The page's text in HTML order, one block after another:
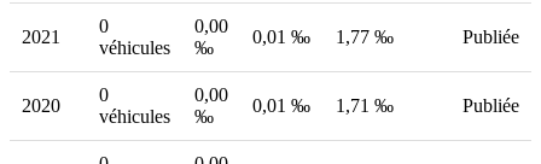
2021
0
véhicules
0,00
‰
0,01 ‰ 1,77 ‰ Publiée
2020
0
véhicules
0,00
‰
0,01 ‰ 1,71 ‰ Publiée